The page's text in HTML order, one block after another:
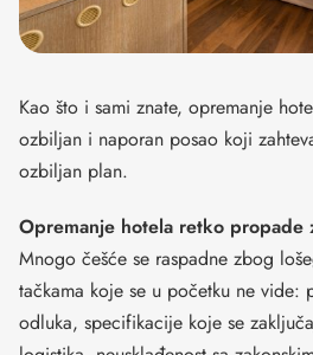
Kao što i sami znate, opremanje
ozbiljan i naporan posao koji
ozbiljan plan.
Opremanje hotela retko propade
Mnogo češće se raspadne zbog
tačkama koje se u početku ne vide:
odluka, specifikacije koje se